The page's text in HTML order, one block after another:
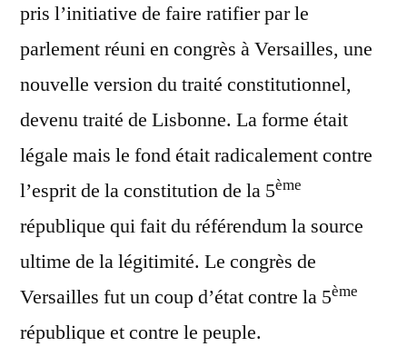
pris l’initiative de faire ratifier par le
parlement réuni en congrès à Versailles, une
nouvelle version du traité constitutionnel,
devenu traité de Lisbonne. La forme était
légale mais le fond était radicalement contre
l’esprit de la constitution de la 5ème
république qui fait du référendum la source
ultime de la légitimité. Le congrès de
Versailles fut un coup d’état contre la 5ème
république et contre le peuple.